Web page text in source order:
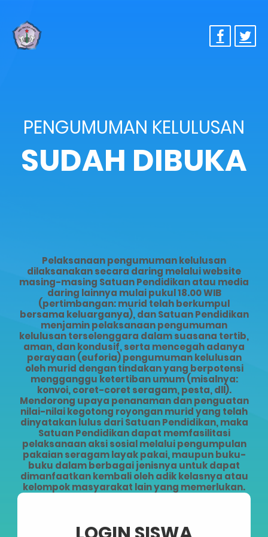
PENGUMUMAN KELULUSAN
SUDAH DIBUKA
Pelaksanaan pengumuman kelulusan
dilaksanakan secara daring melalui website
masing-masing Satuan Pendidikan atau media
daring lainnya mulai pukul 18.00 WIB
(pertimbangan: murid telah berkumpul
bersama keluarganya), dan Satuan Pendidikan
menjamin pelaksanaan pengumuman
kelulusan terselenggara dalam suasana tertib,
aman, dan kondusif, serta mencegah adanya
perayaan (euforia) pengumuman kelulusan
oleh murid dengan tindakan yang berpotensi
mengganggu ketertiban umum (misalnya:
konvoi, coret-coret seragam, pesta, dll).
Mendorong upaya penanaman dan penguatan
nilai-nilai kegotong royongan murid yang telah
dinyatakan lulus dari Satuan Pendidikan, maka
Satuan Pendidikan dapat memfasilitasi
pelaksanaan aksi sosial melalui pengumpulan
pakaian seragam layak pakai, maupun buku-
buku dalam berbagai jenisnya untuk dapat
dimanfaatkan kembali oleh adik kelasnya atau
kelompok masyarakat lain yang memerlukan.